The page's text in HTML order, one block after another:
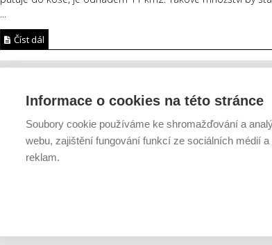
...
Číst dál
Informace o cookies na této stránce
Soubory cookie používáme ke shromažďování a
webu, zajištění fungování funkcí ze sociálních médií
reklam.